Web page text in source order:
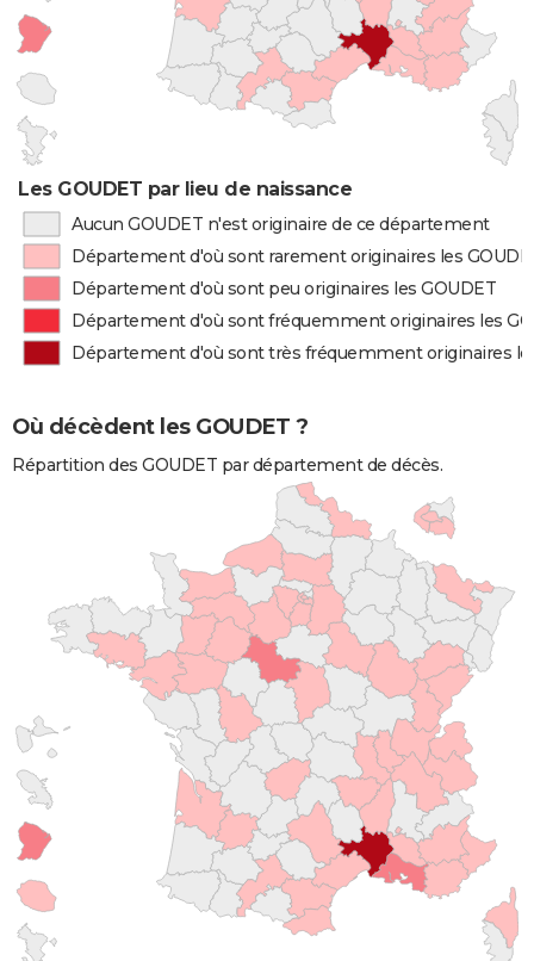
Les GOUDET par lieu de naissance
Aucun GOUDET n'est originaire de ce département
Département d'où sont rarement originaires les
Département d'où sont peu originaires les GOUDET
Département d'où sont fréquemment originaires les
Département d'où sont très fréquemment originaires
Où décèdent les GOUDET ?
Répartition des GOUDET par département de décès.